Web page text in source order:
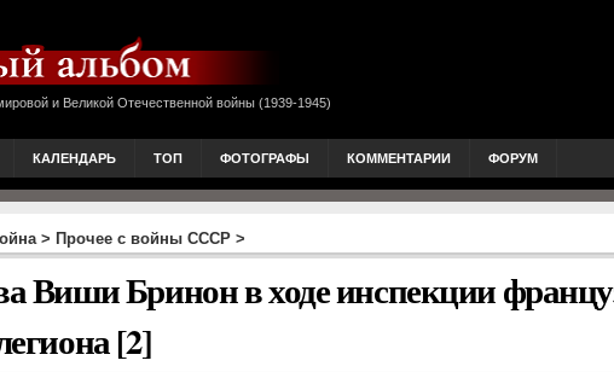
и Великой Отечественной войны (1939-1945)
КАЛЕНДАРЬ ТОП ФОТОГРАФЫ КОММЕНТАРИИ ФОРУМ
> Прочее с войны СССР >
Виши Бринон в ходе инспекции
[2]